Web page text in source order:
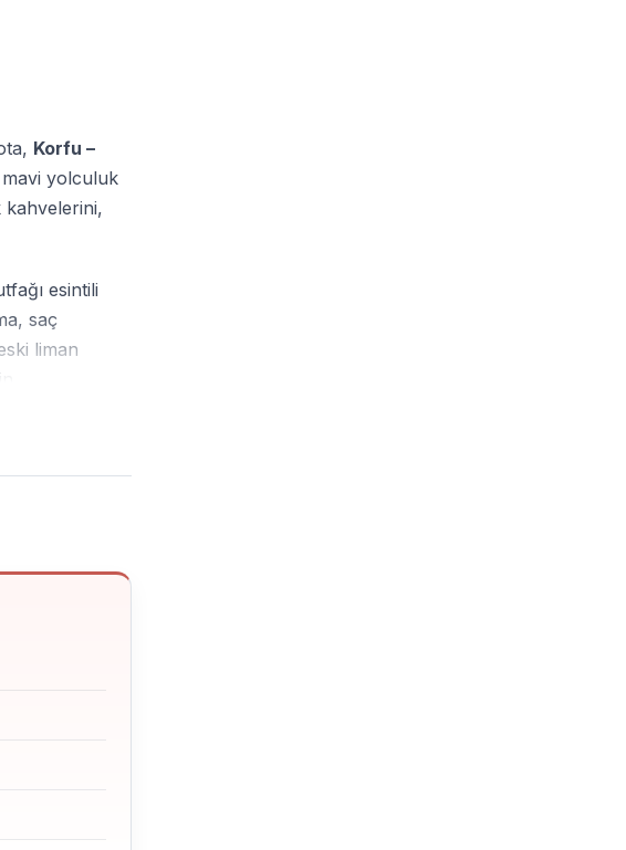
Korfu –
mavi yolculuk
kahvelerini,
esintili
saç
liman
kalan tutar
en güvenli
masalına